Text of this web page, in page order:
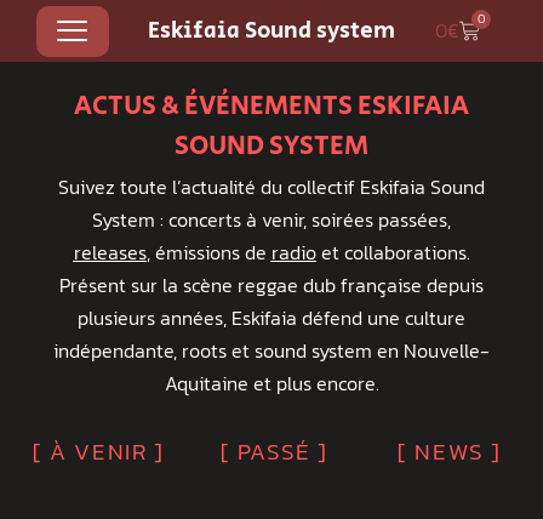
Eskifaia Sound system 0€ 0
ACTUS & ÉVÉNEMENTS ESKIFAIA
SOUND SYSTEM
Suivez toute l’actualité du collectif Eskifaia Sound
System : concerts à venir, soirées passées,
releases, émissions de radioet collaborations.
Présent sur la scène reggae dub française depuis
plusieurs années, Eskifaia défend une culture
indépendante, roots et sound system en Nouvelle-
Aquitaine et plus encore.
[ À VENIR ] [ PASSÉ ] [ NEWS ]